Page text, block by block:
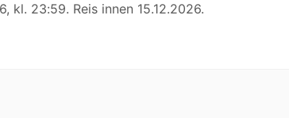
23:59. Reis innen 15.12.2026.